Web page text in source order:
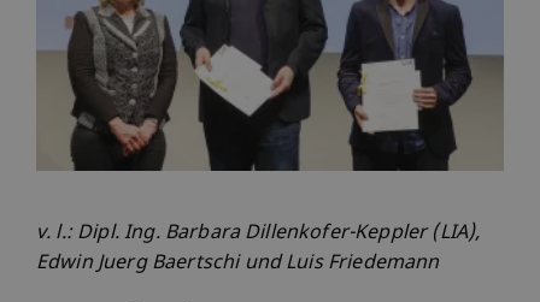
v. l.: Dipl. Ing. Barbara Dillenkofer-Keppler (LIA),
Edwin Juerg Baertschi und Luis Friedemann